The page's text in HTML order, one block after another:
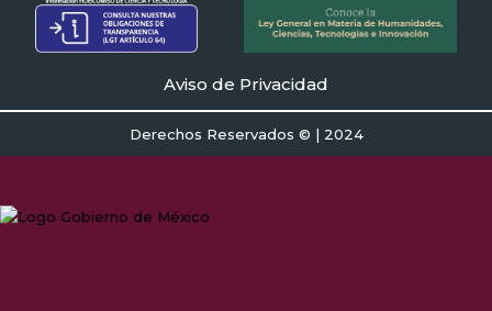
Aviso de Privacidad
Derechos Reservados © | 2024